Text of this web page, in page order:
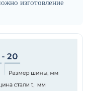
изготовление